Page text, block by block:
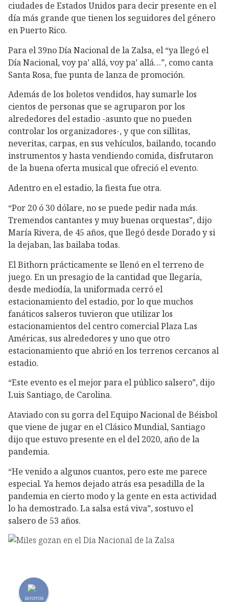
ciudades de Estados Unidos para decir presente en el
día más grande que tienen los seguidores del género
en Puerto Rico.
Para el 39no Día Nacional de la Zalsa, el “ya llegó el
Día Nacional, voy pa’ allá, voy pa’ allá…”, como canta
Santa Rosa, fue punta de lanza de promoción.
Además de los boletos vendidos, hay sumarle los
cientos de personas que se agruparon por los
alrededores del estadio -asunto que no pueden
controlar los organizadores-, y que con sillitas,
neveritas, carpas, en sus vehículos, bailando, tocando
instrumentos y hasta vendiendo comida, disfrutaron
de la buena oferta musical que ofreció el evento.
Adentro en el estadio, la fiesta fue otra.
“Por 20 ó 30 dólare, no se puede pedir nada más.
Tremendos cantantes y muy buenas orquestas”, dijo
María Rivera, de 45 años, que llegó desde Dorado y si
la dejaban, las bailaba todas.
El Bithorn prácticamente se llenó en el terreno de
juego. En un presagio de la cantidad que llegaría,
desde mediodía, la uniformada cerró el
estacionamiento del estadio, por lo que muchos
fanáticos salseros tuvieron que utilizar los
estacionamientos del centro comercial Plaza Las
Américas, sus alrededores y uno que otro
estacionamiento que abrió en los terrenos cercanos al
estadio.
“Este evento es el mejor para el público salsero”, dijo
Luis Santiago, de Carolina.
Ataviado con su gorra del Equipo Nacional de Béisbol
que viene de jugar en el Clásico Mundial, Santiago
dijo que estuvo presente en el del 2020, año de la
pandemia.
“He venido a algunos cuantos, pero este me parece
especial. Ya hemos dejado atrás esa pesadilla de la
pandemia en cierto modo y la gente en esta actividad
lo ha demostrado. La salsa está viva”, sostuvo el
salsero de 53 años.
16FOTOS